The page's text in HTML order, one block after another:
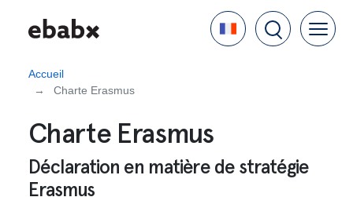
contenu
Language
Accueil
Charte Erasmus
Charte Erasmus
Déclaration en matière de stratégie
Erasmus